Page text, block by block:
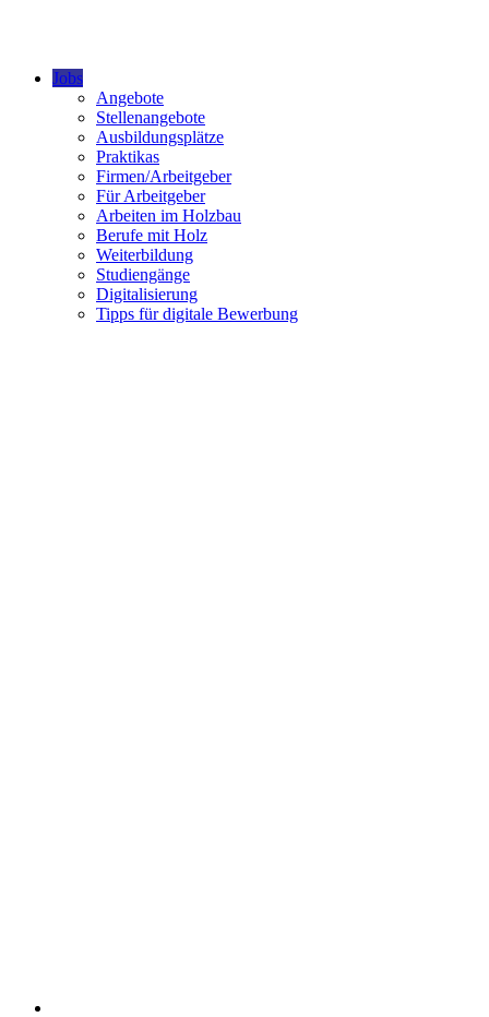
Jobs
Angebote
Stellenangebote
Ausbildungsplätze
Praktikas
Firmen/Arbeitgeber
Für Arbeitgeber
Arbeiten im Holzbau
Berufe mit Holz
Weiterbildung
Studiengänge
Digitalisierung
Tipps für digitale Bewerbung